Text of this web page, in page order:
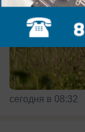
сегодня в 08:32